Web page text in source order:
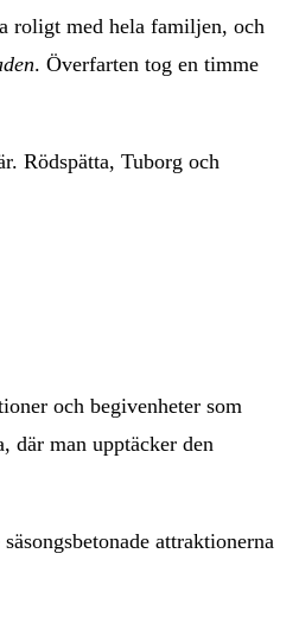
roligt med hela familjen, och
. Överfarten tog en timme
Rödspätta, Tuborg och
och begivenheter som
där man upptäcker den
attraktionerna